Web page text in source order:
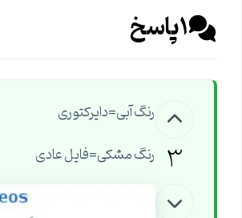
1پاسخ
3
رنگ آبی=دایرکتوری
رنگ مشکی=فایل عادی